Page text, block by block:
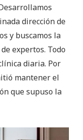
dirección de
y buscamos la
expertos. Todo
diaria. Por
mantener el
que supuso la